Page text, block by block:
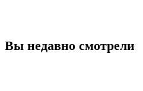
Вы недавно смотрели